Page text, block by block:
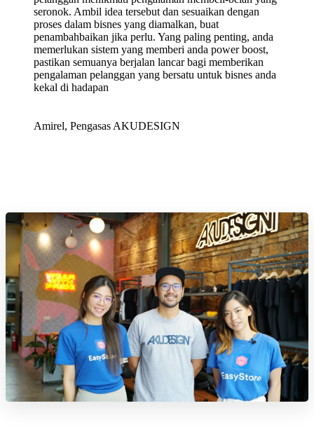
seronok. Ambil idea tersebut dan sesuaikan dengan
proses dalam bisnes yang diamalkan, buat
penambahbaikan jika perlu. Yang paling penting, anda
memerlukan sistem yang memberi anda power boost,
pastikan semuanya berjalan lancar bagi memberikan
pengalaman pelanggan yang bersatu untuk bisnes anda
kekal di hadapan
Amirel, Pengasas AKUDESIGN